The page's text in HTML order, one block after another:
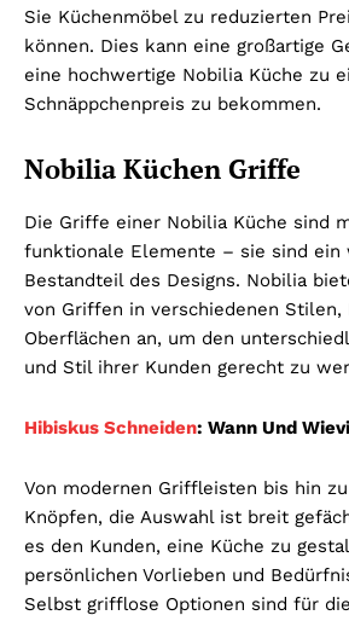
Sie Küchenmöbel zu reduzierten
können. Dies kann eine großartige
eine hochwertige Nobilia Küche zu
Schnäppchenpreis zu bekommen.
Nobilia Küchen Griffe
Die Griffe einer Nobilia Küche sind
funktionale Elemente – sie sind ein
Bestandteil des Designs. Nobilia
von Griffen in verschiedenen Stilen,
Oberflächen an, um den
und Stil ihrer Kunden gerecht zu
Hibiskus Schneiden: Wann Und
Von modernen Griffleisten bis hin
Knöpfen, die Auswahl ist breit
es den Kunden, eine Küche zu
persönlichen Vorlieben und
Selbst grifflose Optionen sind für